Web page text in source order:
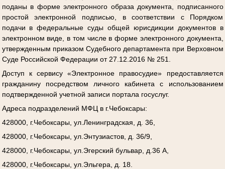
поданы в форме электронного образа документа, подписанного
простой электронной подписью, в соответствии с Порядком
подачи в федеральные суды общей юрисдикции документов в
электронном виде, в том числе в форме электронного документа,
утвержденным приказом Судебного департамента при Верховном
Суде Российской Федерации от 27.12.2016 № 251.
Доступ к сервису «Электронное правосудие» предоставляется
гражданину посредством личного кабинета с использованием
подтвержденной учетной записи портала госуслуг.
Адреса подразделений МФЦ в г.Чебоксары:
428000, г.Чебоксары, ул.Ленинградская, д. 36,
428000, г.Чебоксары, ул.Энтузиастов, д. 36/9,
428000, г.Чебоксары, ул.Эгерский бульвар, д.36 А,
428000, г.Чебоксары, ул.Эльгера, д. 18.